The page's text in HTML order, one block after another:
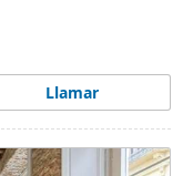
Llamar